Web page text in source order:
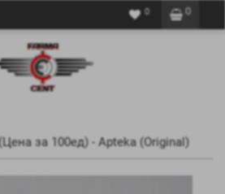
0
0
за 100ед) - Apteka (Original)